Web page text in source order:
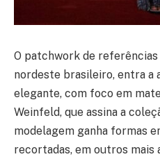
O patchwork de
nordeste brasileiro, entra a
elegante, com foco em
Weinfeld, que assina a
modelagem ganha formas
recortadas, em outros mais